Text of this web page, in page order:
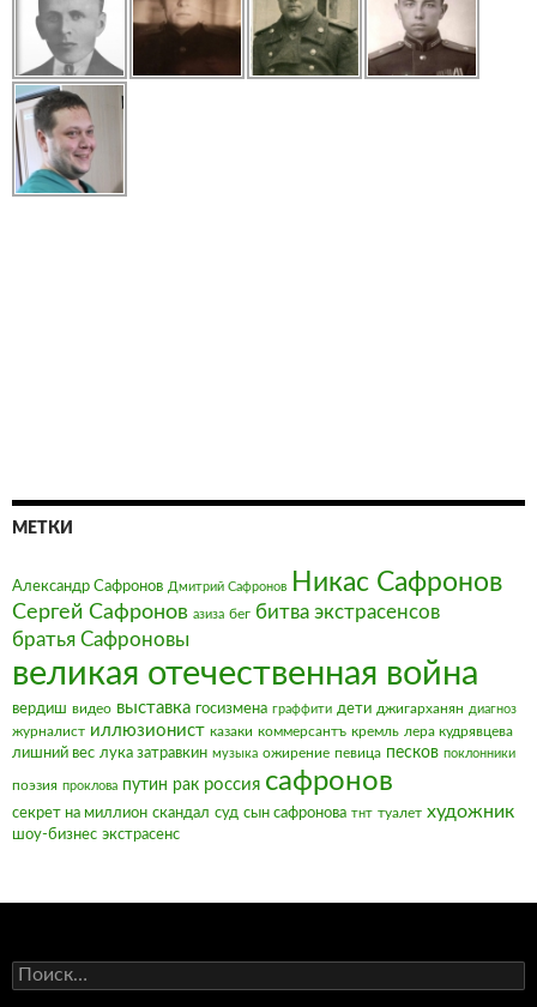
МЕТКИ
Александр Сафронов Дмитрий Сафронов Никас Сафронов
Сергей Сафронов азиза бег битва экстрасенсов
братья Сафроновы
великая отечественная война
вердиш видео выставка госизмена граффити дети джигарханян диагноз
журналист иллюзионист казаки коммерсантъ кремль лера кудрявцева
лишний вес лука затравкин музыка ожирение певица песков поклонники
поэзия проклова путин рак россия сафронов
секрет на миллион скандал суд сын сафронова тнт туалет художник
шоу-бизнес экстрасенс
Найти: